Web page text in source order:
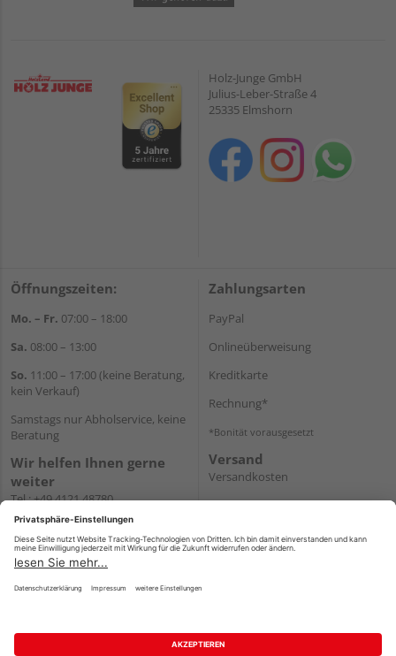
Holz-Junge GmbH
Julius-Leber-Straße 4
25335 Elmshorn
Öffnungszeiten:
Mo. – Fr. 07:00 – 18:00
Sa. 08:00 – 13:00
So. 11:00 – 17:00 (keine Beratung,
kein Verkauf)
Samstags nur Abholservice, keine
Beratung
Wir helfen Ihnen gerne
weiter
Tel.:+49 4121 48780
E-Mail:onlineshop@holz-
WhatsApp
Zahlungsarten
PayPal
Onlineüberweisung
Kreditkarte
Rechnung*
*Bonität vorausgesetzt
Versand
Versandkosten
Impressum AGB Widerruf
Datenschutz